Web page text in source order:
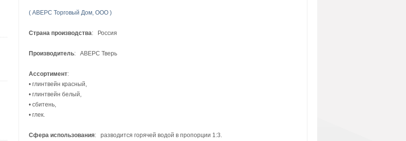
( АВЕРС Торговый Дом, ООО )
Страна производства: Россия
Производитель: АВЕРС Тверь
Ассортимент:
• глинтвейн красный,
• глинтвейн белый,
• сбитень,
• глек.
Сфера использования: разводится горячей водой в пропорции 1:3.